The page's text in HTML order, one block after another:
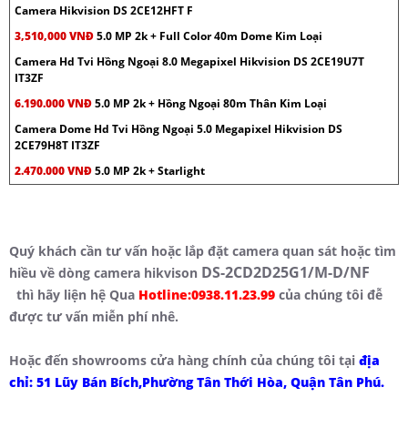
Camera Hikvision DS 2CE12HFT F
3,510,000 VNĐ5.0 MP 2k + Full Color 40m Dome Kim Loại
Camera Hd Tvi Hồng Ngoại 8.0 Megapixel Hikvision DS 2CE19U7T
IT3ZF
6.190.000 VNĐ5.0 MP 2k + Hồng Ngoại 80m Thân Kim Loại
Camera Dome Hd Tvi Hồng Ngoại 5.0 Megapixel Hikvision DS
2CE79H8T IT3ZF
2.470.000 VNĐ5.0 MP 2k + Starlight
Quý khách cần tư vấn hoặc lắp đặt camera quan sát hoặc tìm
hiều về dòng camera hikvison DS-2CD2D25G1/M-D/NF
thì hãy liện hệ Qua Hotline:0938.11.23.99 của chúng tôi đễ
được tư vấn miễn phí nhê.
Hoặc đến showrooms cửa hàng chính của chúng tôi tại địa
chỉ: 51 Lũy Bán Bích,Phường Tân Thới Hòa, Quận Tân Phú.